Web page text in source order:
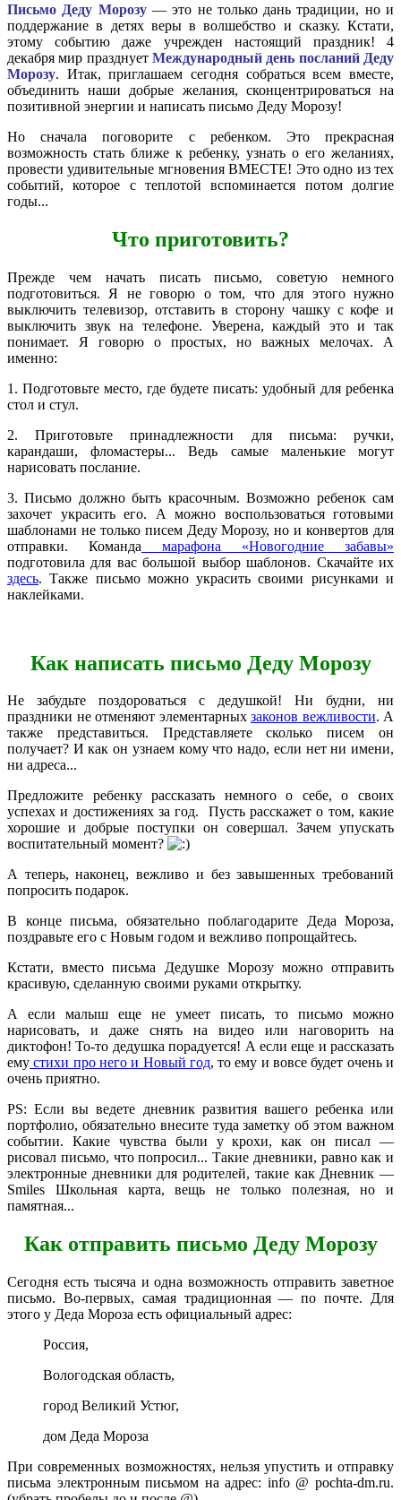
Письмо Деду Морозу— это не только дань традиции, но и
поддержание в детях веры в волшебство и сказку. Кстати,
этому событию даже учрежден настоящий праздник! 4
декабря мир празднует Международный день посланий Деду
Морозу. Итак, приглашаем сегодня собраться всем вместе,
объединить наши добрые желания, сконцентрироваться на
позитивной энергии и написать письмо Деду Морозу!
Но сначала поговорите с ребенком. Это прекрасная
возможность стать ближе к ребенку, узнать о его желаниях,
провести удивительные мгновения ВМЕСТЕ! Это одно из тех
событий, которое с теплотой вспоминается потом долгие
годы...
Что приготовить?
Прежде чем начать писать письмо, советую немного
подготовиться. Я не говорю о том, что для этого нужно
выключить телевизор, отставить в сторону чашку с кофе и
выключить звук на телефоне. Уверена, каждый это и так
понимает. Я говорю о простых, но важных мелочах. А
именно:
1. Подготовьте место, где будете писать: удобный для ребенка
стол и стул.
2. Приготовьте принадлежности для письма: ручки,
карандаши, фломастеры... Ведь самые маленькие могут
нарисовать послание.
3. Письмо должно быть красочным. Возможно ребенок сам
захочет украсить его. А можно воспользоваться готовыми
шаблонами не только писем Деду Морозу, но и конвертов для
отправки. Команда марафона «Новогодние забавы»
подготовила для вас большой выбор шаблонов. Скачайте их
здесь. Также письмо можно украсить своими рисунками и
наклейками.
Как написать письмо Деду Морозу
Не забудьте поздороваться с дедушкой! Ни будни, ни
праздники не отменяют элементарных законов вежливости. А
также представиться. Представляете сколько писем он
получает? И как он узнаем кому что надо, если нет ни имени,
ни адреса...
Предложите ребенку рассказать немного о себе, о своих
успехах и достижениях за год. Пусть расскажет о том, какие
хорошие и добрые поступки он совершал. Зачем упускать
воспитательный момент?
А теперь, наконец, вежливо и без завышенных требований
попросить подарок.
В конце письма, обязательно поблагодарите Деда Мороза,
поздравьте его с Новым годом и вежливо попрощайтесь.
Кстати, вместо письма Дедушке Морозу можно отправить
красивую, сделанную своими руками открытку.
А если малыш еще не умеет писать, то письмо можно
нарисовать, и даже снять на видео или наговорить на
диктофон! То-то дедушка порадуется! А если еще и рассказать
ему стихи про него и Новый год, то ему и вовсе будет очень и
очень приятно.
PS: Если вы ведете дневник развития вашего ребенка или
портфолио, обязательно внесите туда заметку об этом важном
событии. Какие чувства были у крохи, как он писал —
рисовал письмо, что попросил... Такие дневники, равно как и
электронные дневники для родителей, такие как Дневник —
Smiles Школьная карта, вещь не только полезная, но и
памятная...
Как отправить письмо Деду Морозу
Сегодня есть тысяча и одна возможность отправить заветное
письмо. Во-первых, самая традиционная — по почте. Для
этого у Деда Мороза есть официальный адрес:
Россия,
Вологодская область,
город Великий Устюг,
дом Деда Мороза
При современных возможностях, нельзя упустить и отправку
письма электронным письмом на адрес: info @ pochta-dm.ru.